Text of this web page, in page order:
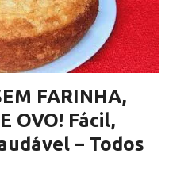
FARINHA,
OVO! Fácil,
– Todos